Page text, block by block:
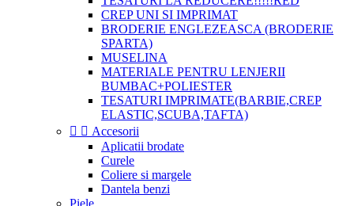
CREP UNI SI IMPRIMAT
BRODERIE ENGLEZEASCA (BRODERIE
SPARTA)
MUSELINA
MATERIALE PENTRU LENJERII
BUMBAC+POLIESTER
TESATURI IMPRIMATE(BARBIE,CREP
ELASTIC,SCUBA,TAFTA)
  Accesorii
Aplicatii brodate
Curele
Coliere si margele
Dantela benzi
Piele